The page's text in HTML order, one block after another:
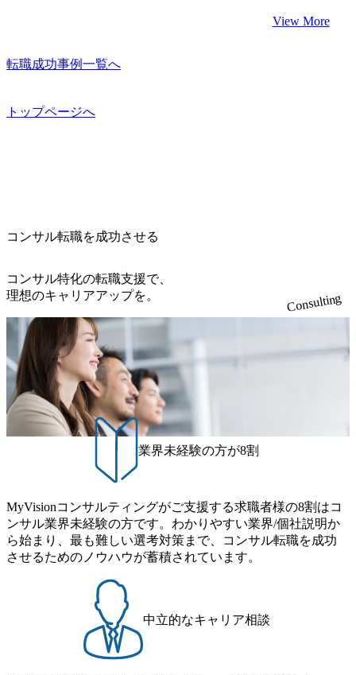
View More
転職成功事例一覧へ
トップページへ
コンサル転職を成功させる
コンサル特化の転職支援で、
理想のキャリアアップを。
Consulting
業界未経験の方が8割
MyVisionコンサルティングがご支援する求職者様の8割はコ
ンサル業界未経験の方です。わかりやすい業界/個社説明か
ら始まり、最も難しい選考対策まで、コンサル転職を成功
させるためのノウハウが蓄積されています。
中立的なキャリア相談